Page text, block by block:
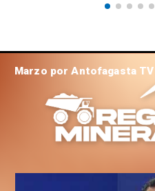
Marzo por Antofagasta TV